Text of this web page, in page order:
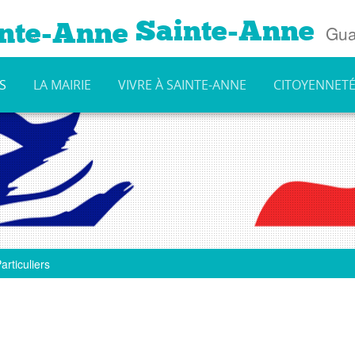
Sainte-Anne
LA MAIRIE VIVRE À SAINTE-ANNE CITOYENNETÉ